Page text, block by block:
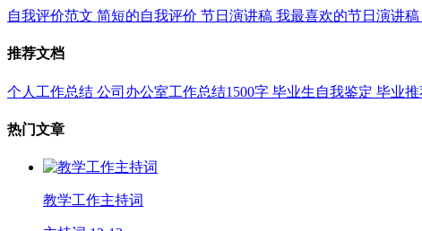
自我评价范文 简短的自我评价 节日演讲稿 我最喜欢的节日演讲稿
推荐文档
个人工作总结 公司办公室工作总结1500字 毕业生自我鉴定 毕业
热门文章
教学工作主持词